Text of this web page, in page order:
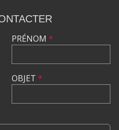
PRÉNOM *
OBJET *